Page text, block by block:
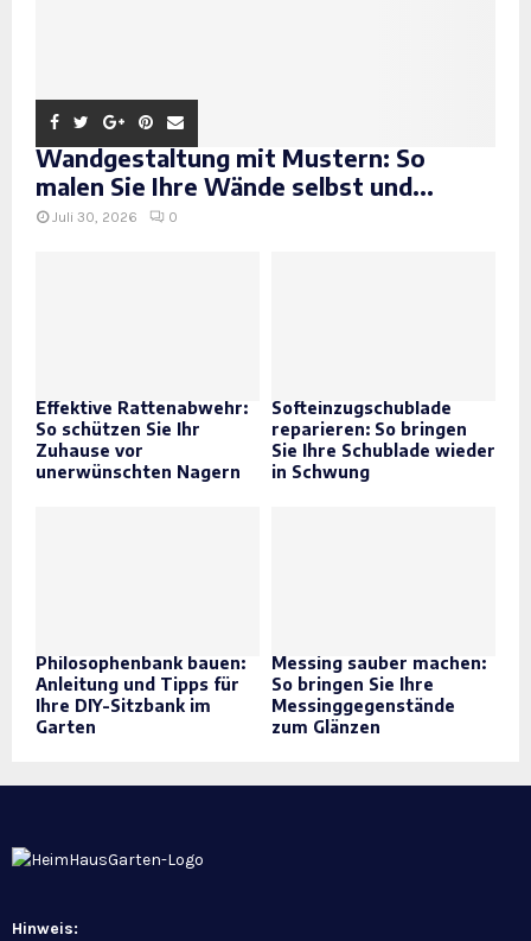
Wandgestaltung mit Mustern: So
malen Sie Ihre Wände selbst und...
Juli 30, 2026 0
Effektive Rattenabwehr:
So schützen Sie Ihr
Zuhause vor
unerwünschten Nagern
Softeinzugschublade
reparieren: So bringen
Sie Ihre Schublade wieder
in Schwung
Philosophenbank bauen:
Anleitung und Tipps für
Ihre DIY-Sitzbank im
Garten
Messing sauber machen:
So bringen Sie Ihre
Messinggegenstände
zum Glänzen
Hinweis: